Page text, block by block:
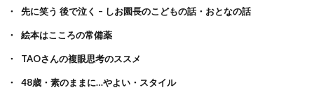
先に笑う 後で泣く – しお園長のこどもの話・おとなの話
絵本はこころの常備薬
TAOさんの複眼思考のススメ
48歳・素のままに…やよい・スタイル